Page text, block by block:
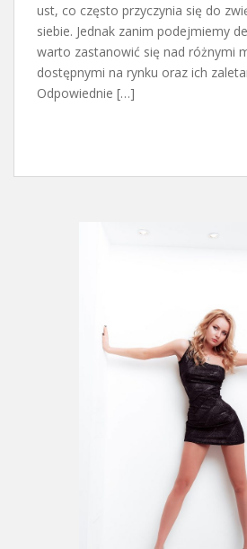
ust, co często przyczynia się do
siebie. Jednak zanim podejmiemy
warto zastanowić się nad różnymi
dostępnymi na rynku oraz ich
Odpowiednie […]